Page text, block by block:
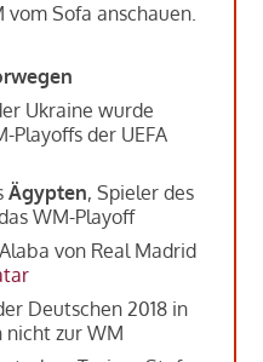
vom Sofa anschauen.
Ukraine wurde
Playoffs der UEFA
Ägypten, Spieler des
WM-Playoff
von Real Madrid
Deutschen 2018 in
nicht zur WM